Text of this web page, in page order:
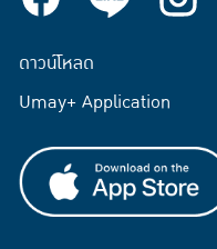
ดาวน์โหลด
Umay+ Application